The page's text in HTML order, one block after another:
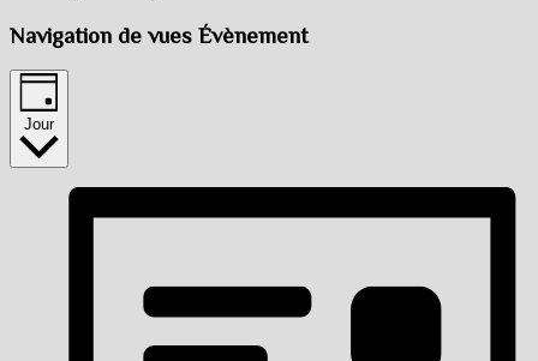
Navigation de vues Évènement
Jour